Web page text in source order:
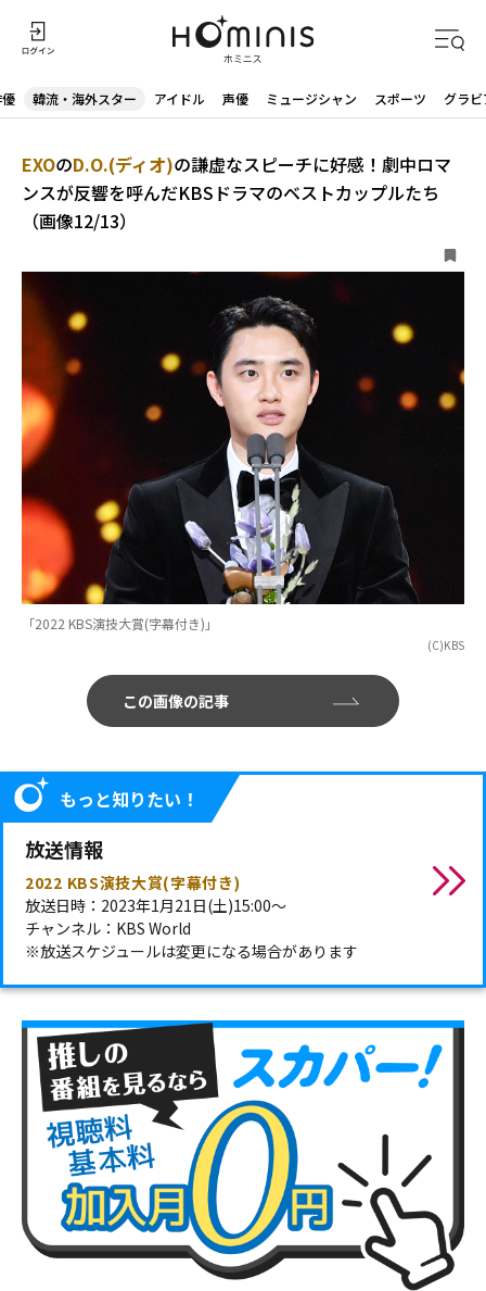
韓流・海外スター アイドル 声優 ミュージシャン スポーツ グラビ
EXOのD.O.(ディオ)の謙虚なスピーチに好感！劇中ロマ
ンスが反響を呼んだKBSドラマのベストカップルたち
（画像12/13）
「2022 KBS演技大賞(字幕付き)」
(C)KBS
この画像の記事
もっと知りたい！
放送情報
2022 KBS演技大賞(字幕付き)
放送日時：2023年1月21日(土)15:00～
チャンネル：KBS World
※放送スケジュールは変更になる場合があります